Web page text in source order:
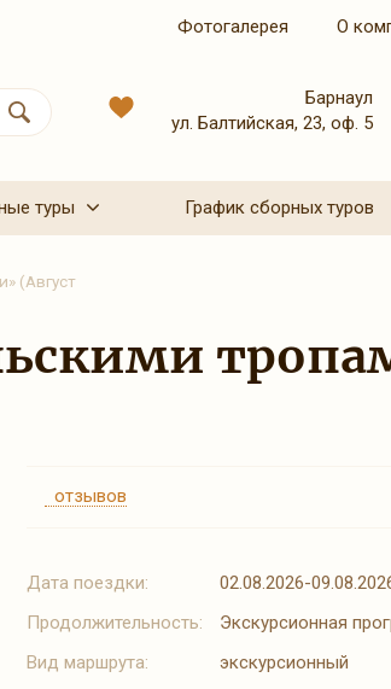
Фотогалерея О
Барнаул
ул. Балтийская, 23, оф. 5
туры График сборных туров
(Август
отзывов
Дата поездки:
02.08.2026-
Продолжительность:
Экскурсионная
Вид маршрута:
экскурсионный